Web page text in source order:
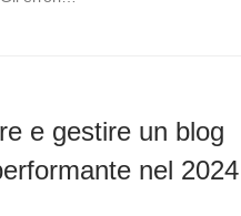
e gestire un blog
nel 2024